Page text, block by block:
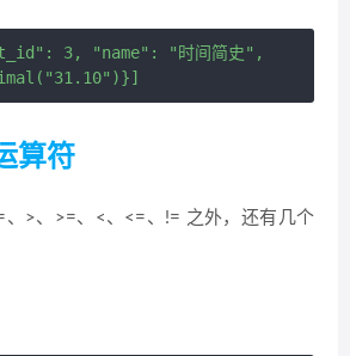
3, "name": "时间简史",
算符
、>、>=、<、<=、!= 之外，还有几个